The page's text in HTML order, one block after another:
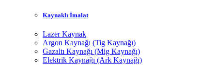
Kaynaklı İmalat
Lazer Kaynak
Argon Kaynağı (Tig Kaynağı)
Gazaltı Kaynağı (Mig Kaynağı)
Elektrik Kaynağı (Ark Kaynağı)